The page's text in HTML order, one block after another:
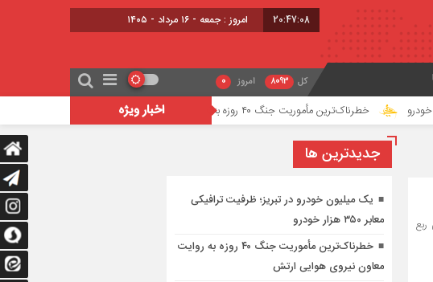
20:47:09 امروز : جمعه - ۱۶ مرداد - ۱۴۰۵
کل 8093 امروز 0
اخبار ویژه خطرناک‌ترین مأموریت جنگ ۴۰ روزه به روایت معاون نیروی هوایی ارتش
جديدترين ها
یک میلیون خودرو در تبریز؛ ظرفیت ترافیکی
معابر ۳۵۰ هزار خودرو
خطرناک‌ترین مأموریت جنگ ۴۰ روزه به روایت
معاون نیروی هوایی ارتش